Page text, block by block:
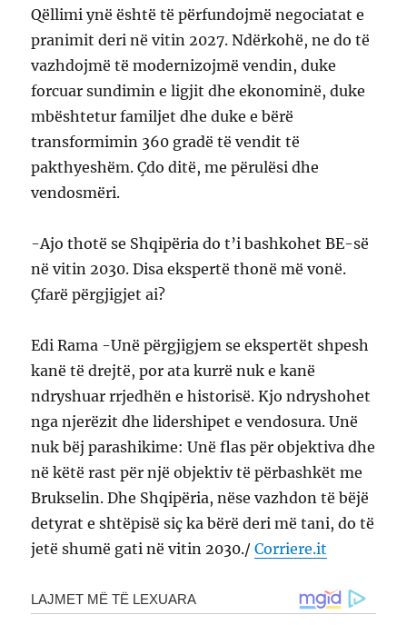
Qëllimi ynë është të përfundojmë negociatat e
pranimit deri në vitin 2027. Ndërkohë, ne do të
vazhdojmë të modernizojmë vendin, duke
forcuar sundimin e ligjit dhe ekonominë, duke
mbështetur familjet dhe duke e bërë
transformimin 360 gradë të vendit të
pakthyeshëm. Çdo ditë, me përulësi dhe
vendosmëri.
-Ajo thotë se Shqipëria do t’i bashkohet BE-së
në vitin 2030. Disa ekspertë thonë më vonë.
Çfarë përgjigjet ai?
Edi Rama -Unë përgjigjem se ekspertët shpesh
kanë të drejtë, por ata kurrë nuk e kanë
ndryshuar rrjedhën e historisë. Kjo ndryshohet
nga njerëzit dhe lidershipet e vendosura. Unë
nuk bëj parashikime: Unë flas për objektiva dhe
në këtë rast për një objektiv të përbashkët me
Brukselin. Dhe Shqipëria, nëse vazhdon të bëjë
detyrat e shtëpisë siç ka bërë deri më tani, do të
jetë shumë gati në vitin 2030./Corriere.it